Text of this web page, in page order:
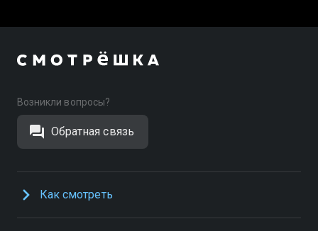
Возникли вопросы?
Обратная связь
Как смотреть